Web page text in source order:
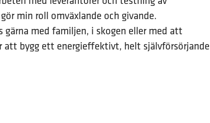
min roll omväxlande och givande.
gärna med familjen, i skogen eller med att
att bygg ett energieffektivt, helt självförsörjande